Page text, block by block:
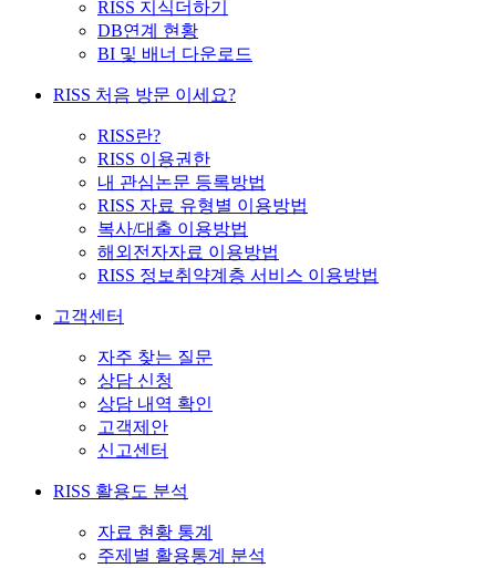
RISS 지식더하기
DB연계 현황
BI 및 배너 다운로드
RISS 처음 방문 이세요?
RISS란?
RISS 이용권한
내 관심논문 등록방법
RISS 자료 유형별 이용방법
복사/대출 이용방법
해외전자자료 이용방법
RISS 정보취약계층 서비스 이용방법
고객센터
자주 찾는 질문
상담 신청
상담 내역 확인
고객제안
신고센터
RISS 활용도 분석
자료 현황 통계
주제별 활용통계 분석